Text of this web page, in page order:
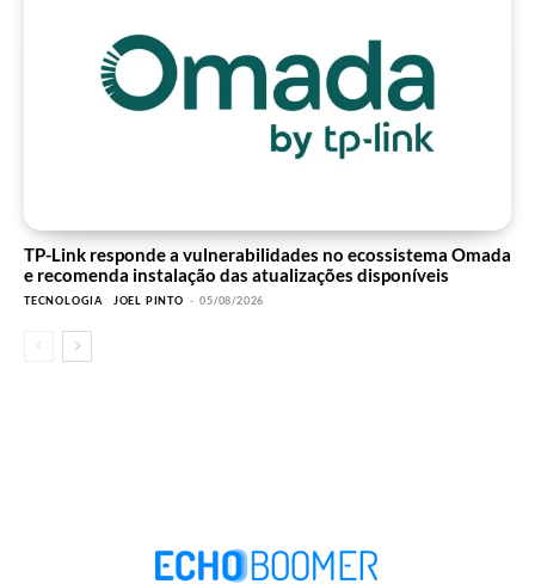
TP-Link responde a vulnerabilidades no ecossistema Omada
e recomenda instalação das atualizações disponíveis
TECNOLOGIA JOEL PINTO - 05/08/2026